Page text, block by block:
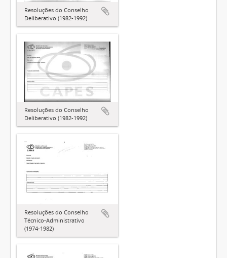
Resoluções do Conselho
Deliberativo (1982-1992)
Resoluções do Conselho
Deliberativo (1982-1992)
Resoluções do Conselho
Técnico-Administrativo
(1974-1982)